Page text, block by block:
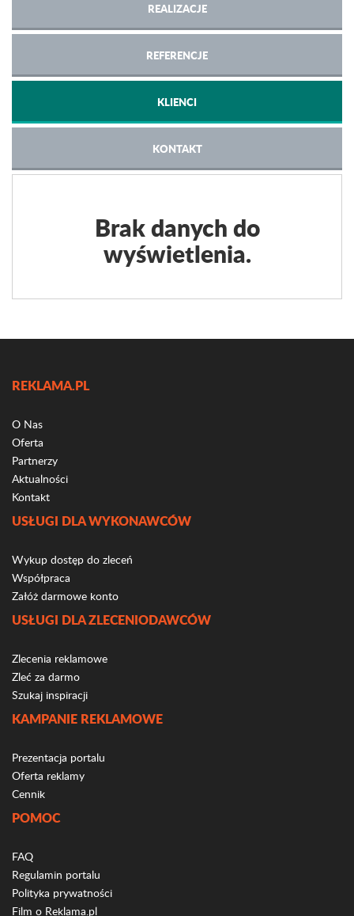
REALIZACJE
REFERENCJE
KLIENCI
KONTAKT
Brak danych do
wyświetlenia.
REKLAMA.PL
O Nas
Oferta
Partnerzy
Aktualności
Kontakt
USŁUGI DLA WYKONAWCÓW
Wykup dostęp do zleceń
Współpraca
Załóż darmowe konto
USŁUGI DLA ZLECENIODAWCÓW
Zlecenia reklamowe
Zleć za darmo
Szukaj inspiracji
KAMPANIE REKLAMOWE
Prezentacja portalu
Oferta reklamy
Cennik
POMOC
FAQ
Regulamin portalu
Polityka prywatności
Film o Reklama.pl